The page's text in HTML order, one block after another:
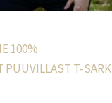
100%
PUUVILLAST T-SÄRK